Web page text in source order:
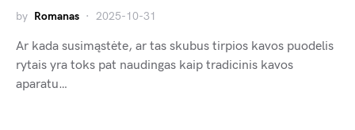
by Romanas 2025-10-31
Ar kada susimąstėte, ar tas skubus tirpios kavos puodelis
rytais yra toks pat naudingas kaip tradicinis kavos
aparatu…